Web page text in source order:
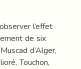
l’effet
de six
d’Alger,
Touchon,